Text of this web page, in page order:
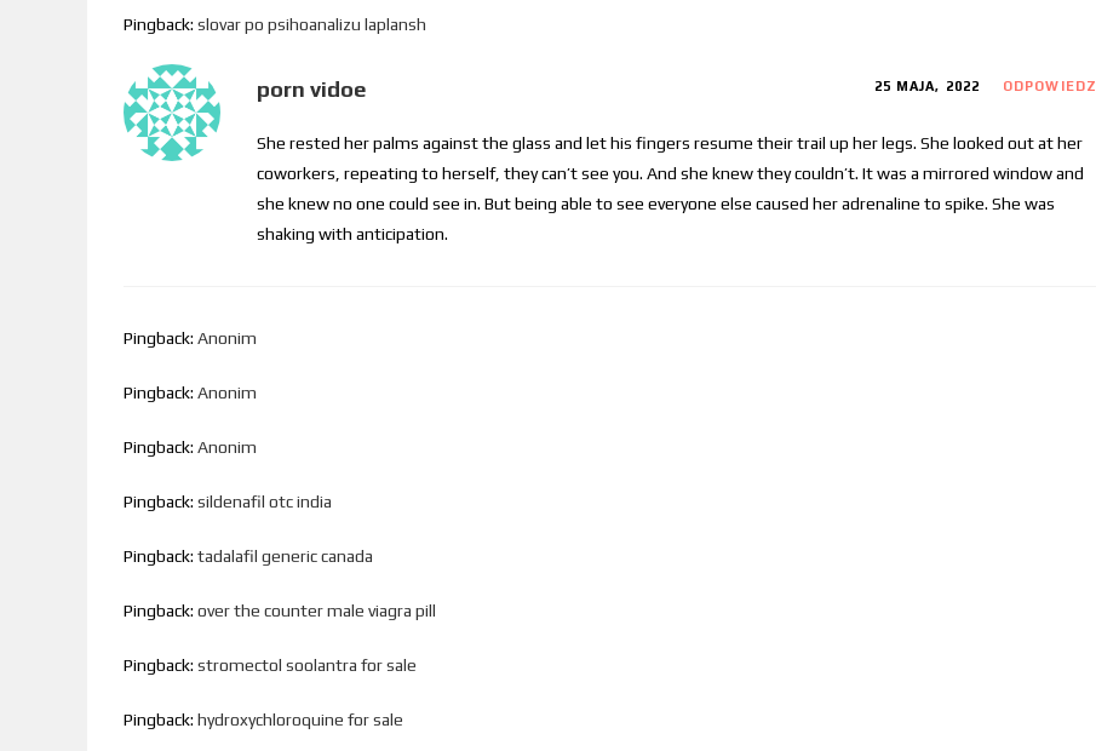
Pingback: slovar po psihoanalizu laplansh
porn vidoe 25 MAJA, 2022 ODPOWIEDZ
She rested her palms against the glass and let his fingers resume their trail up her legs. She looked out at her
coworkers, repeating to herself, they can’t see you. And she knew they couldn’t. It was a mirrored window and
she knew no one could see in. But being able to see everyone else caused her adrenaline to spike. She was
shaking with anticipation.
Pingback: Anonim
Pingback: Anonim
Pingback: Anonim
Pingback: sildenafil otc india
Pingback: tadalafil generic canada
Pingback: over the counter male viagra pill
Pingback: stromectol soolantra for sale
Pingback: hydroxychloroquine for sale